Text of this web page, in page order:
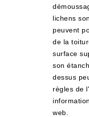
lichens
peuvent
de la
surface
son
dessus
règles de
web.